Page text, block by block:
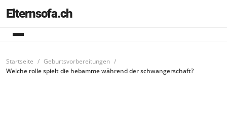
Elternsofa.ch
Startseite
Geburtsvorbereitungen
Welche rolle spielt die hebamme während der schwangerschaft?